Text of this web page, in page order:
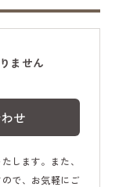
ません
せ
します。また、
で、お気軽にご